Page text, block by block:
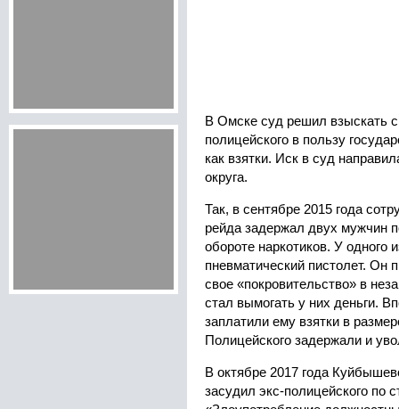
В Омске суд решил взыскать
полицейского в пользу
как взятки. Иск в суд
округа.
Так, в сентябре 2015 года
рейда задержал двух мужчин
обороте наркотиков. У одного
пневматический пистолет.
свое «покровительство» в
стал вымогать у них деньги.
заплатили ему взятки в
Полицейского задержали и
В октябре 2017 года
засудил экс-полицейского по